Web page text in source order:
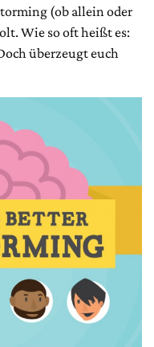
(ob allein oder
Wie so oft heißt es:
überzeugt euch